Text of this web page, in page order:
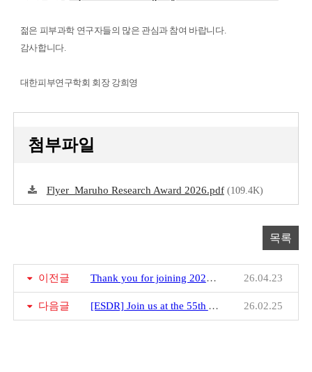
젊은 피부과학 연구자들의 많은 관심과 참여 바랍니다.
감사합니다.
대한피부연구학회 회장 강희영
첨부파일
Flyer_Maruho Research Award 2026.pdf(109.4K)
목록
이전글 Thank you for joining 2026 33rd KSID Annual Meeting x 1st ISID/APAC Meeting 26.04.23
다음글 [ESDR] Join us at the 55th Annual ESDR Meeting in Heidelberg! 26.02.25